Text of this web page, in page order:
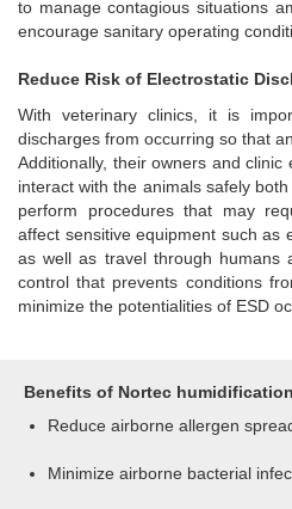
to manage contagious situations
encourage sanitary operating
Reduce Risk of Electrostatic
With veterinary clinics, it is
discharges from occurring so that
Additionally, their owners and
interact with the animals safely
perform procedures that may
affect sensitive equipment such as
as well as travel through humans
control that prevents conditions
minimize the potentialities of ESD
Benefits of Nortec
Reduce airborne allergen
Minimize airborne bacterial